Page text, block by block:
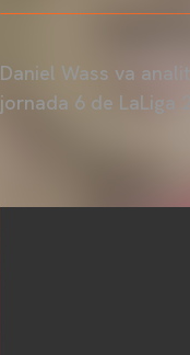
Daniel Wass va
jornada 6 de LaLiga